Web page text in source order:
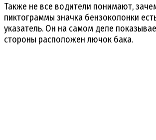
Также не все водители понимают,
пиктограммы значка бензоколонки
указатель. Он на самом деле
стороны расположен лючок бака.